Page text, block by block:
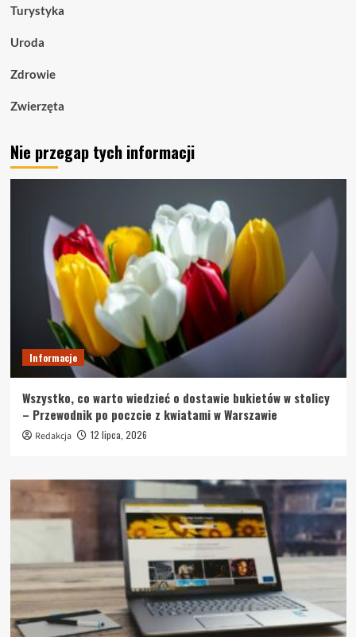
Turystyka
Uroda
Zdrowie
Zwierzęta
Nie przegap tych informacji
Informacje
Wszystko, co warto wiedzieć o dostawie bukietów w stolicy
– Przewodnik po poczcie z kwiatami w Warszawie
Redakcja 12 lipca, 2026